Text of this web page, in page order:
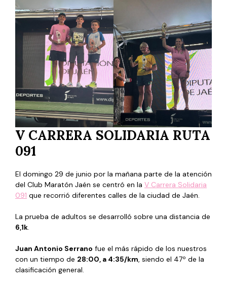
V CARRERA SOLIDARIA RUTA
091
El domingo 29 de junio por la mañana parte de la atención
del Club Maratón Jaén se centró en la V Carrera Solidaria
091 que recorrió diferentes calles de la ciudad de Jaén.
La prueba de adultos se desarrolló sobre una distancia de
6,1k.
Juan Antonio Serrano fue el más rápido de los nuestros
con un tiempo de 28:00, a 4:35/km, siendo el 47º de la
clasificación general.